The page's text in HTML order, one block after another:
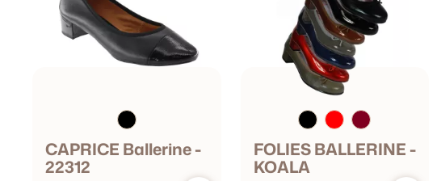
CAPRICE Ballerine -
22312
FOLIES BALLERINE -
KOALA